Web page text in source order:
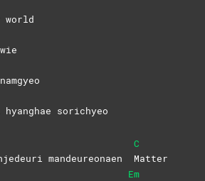
world
namgyeo
hyanghae sorichyeo
mandeureonaen
C
Matter
Em